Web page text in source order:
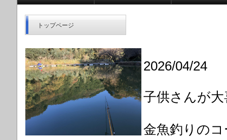
2026/04/24
子供さんが大
金魚釣りの
トップページ